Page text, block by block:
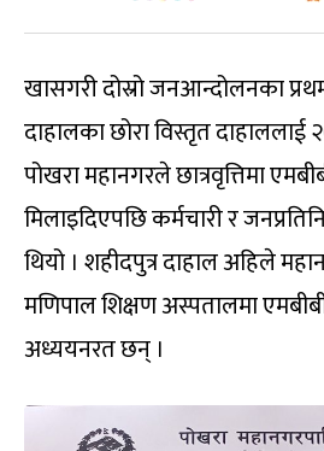
खासगरी दोस्रो जनआन्दोलनका
दाहालका छोरा विस्तृत
पोखरा महानगरले छात्रवृत्तिमा
मिलाइदिएपछि कर्मचारी र
थियो । शहीदपुत्र दाहाल अहिले
मणिपाल शिक्षण अस्पतालमा
अध्ययनरत छन् ।